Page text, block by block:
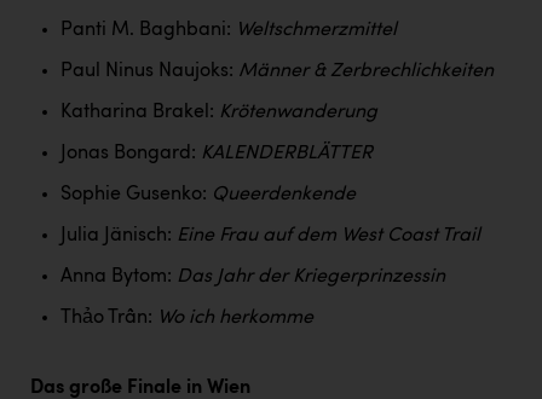
SCHMACHTL GmbH
Schwingshandl - automation technology gmbh
Seher + Partner
Smurfit Westrock Nettingsdorf
Vier Diamanten
Panti M. Baghbani: Weltschmerzmittel
Paul Ninus Naujoks: Männer & Zerbrechlichkeiten
Katharina Brakel: Krötenwanderung
Jonas Bongard: KALENDERBLÄTTER
Sophie Gusenko: Queerdenkende
Julia Jänisch: Eine Frau auf dem West Coast Trail
Anna Bytom: Das Jahr der Kriegerprinzessin
Thảo Trần: Wo ich herkomme
Das große Finale in Wien